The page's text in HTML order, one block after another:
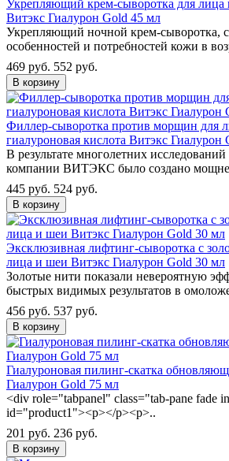
Укрепляющий крем-сыворотка для
Витэкс Гиалурон Gold 45 мл
Укрепляющий ночной крем-сыворотка,
особенностей и потребностей кожи в
469 руб. 552 руб.
В корзину
Филлер-сыворотка против морщин для
гиалуроновая кислота Витэкс Гиалурон
В результате многолетних
компании ВИТЭКС было создано
445 руб. 524 руб.
В корзину
Эксклюзивная лифтинг-сыворотка с
лица и шеи Витэкс Гиалурон Gold 30 мл
Золотые нити показали невероятную
быстрых видимых результатов в
456 руб. 537 руб.
В корзину
Гиалуроновая пилинг-скатка
Гиалурон Gold 75 мл
<div role="tabpanel" class="tab-pane fade
id="product1"><p></p><p>..
201 руб. 236 руб.
В корзину